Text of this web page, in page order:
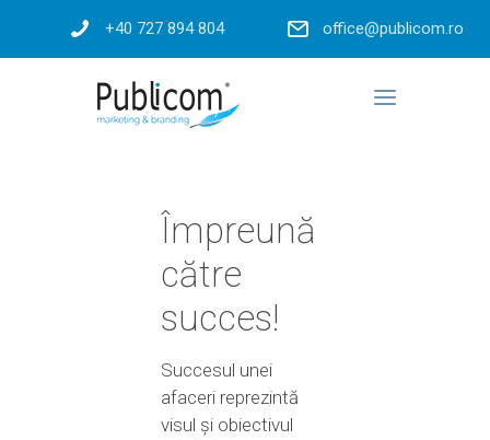
+40 727 894 804 office@publicom.ro
Împreună
către
succes!
Succesul unei
afaceri reprezintă
visul și obiectivul